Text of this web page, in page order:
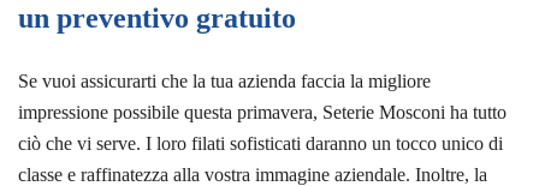
un preventivo gratuito
Se vuoi assicurarti che la tua azienda faccia la migliore
impressione possibile questa primavera, Seterie Mosconi ha tutto
ciò che vi serve. I loro filati sofisticati daranno un tocco unico di
classe e raffinatezza alla vostra immagine aziendale. Inoltre, la